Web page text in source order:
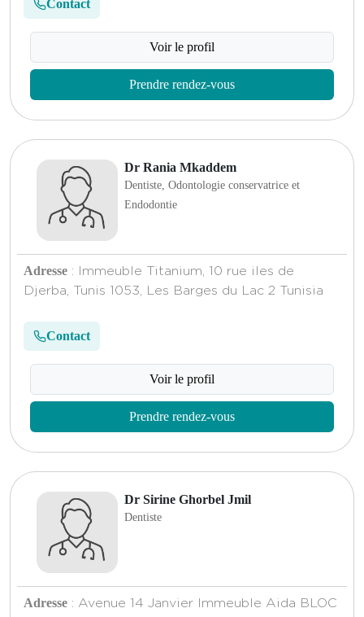
Contact
Voir le profil
Prendre rendez-vous
Dr Rania Mkaddem
Dentiste, Odontologie conservatrice et
Endodontie
Adresse : Immeuble Titanium, 10 rue iles de
Djerba, Tunis 1053, Les Barges du Lac 2 Tunisia
Contact
Voir le profil
Prendre rendez-vous
Dr Sirine Ghorbel Jmil
Dentiste
Adresse : Avenue 14 Janvier Immeuble Aida BLOC